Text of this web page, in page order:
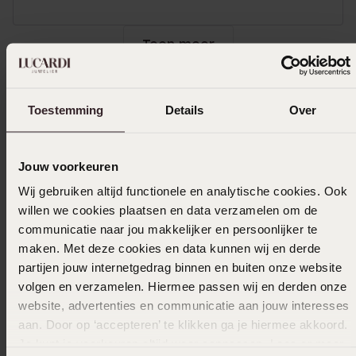
Toestemming Details Over
Jouw voorkeuren
Wij gebruiken altijd functionele en analytische cookies. Ook
willen we cookies plaatsen en data verzamelen om de
communicatie naar jou makkelijker en persoonlijker te
maken. Met deze cookies en data kunnen wij en derde
partijen jouw internetgedrag binnen en buiten onze website
volgen en verzamelen. Hiermee passen wij en derden onze
website, advertenties en communicatie aan jouw interesses
aan. Door op ‘accepteren’ te klikken ga je hiermee akkoord.
Toon meer
Ook leuk voor jou